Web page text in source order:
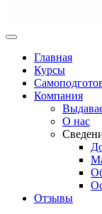
Главная
Курсы
Компания
О нас
Отзывы